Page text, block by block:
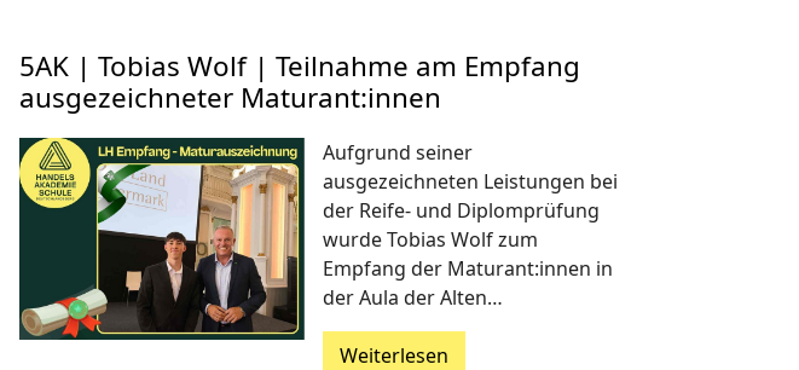
5AK | Tobias Wolf | Teilnahme am Empfang
ausgezeichneter Maturant:innen
Aufgrund seiner
ausgezeichneten Leistungen bei
der Reife- und Diplomprüfung
wurde Tobias Wolf zum
Empfang der Maturant:innen in
der Aula der Alten…
Weiterlesen